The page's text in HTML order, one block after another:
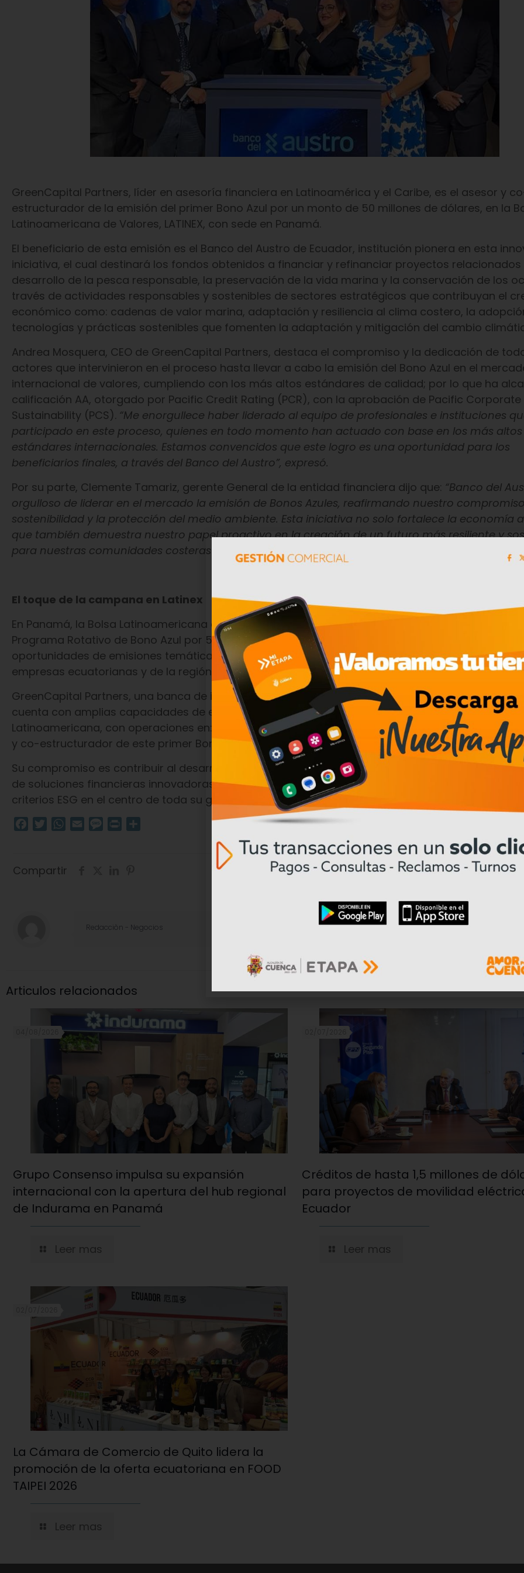
GreenCapital Partners, líder en asesoría financiera en Latinoamérica y el Caribe, es el asesor y
estructurador de la emisión del primer Bono Azul por un monto de 50 millones de dólares, en la
Latinoamericana de Valores, LATINEX, con sede en Panamá.
El beneficiario de esta emisión es el Banco del Austro de Ecuador, institución pionera en esta
iniciativa, el cual destinará los fondos obtenidos a financiar y refinanciar proyectos relacionados
desarrollo de la pesca responsable, la preservación de la vida marina y la conservación de los
través de actividades responsables y sostenibles de sectores estratégicos que contribuyan el
económico como: cadenas de valor marina, adaptación y resiliencia al clima costero, la
tecnologías y prácticas sostenibles que fomenten la adaptación y mitigación del cambio
Andrea Mosquera, CEO de GreenCapital Partners, destaca el compromiso y la dedicación de
actores que intervinieron en el proceso hasta llevar a cabo la emisión del Bono Azul en el
internacional de valores, cumpliendo con los más altos estándares de calidad; por lo que ha
calificación AA, otorgado por Pacific Credit Rating (PCR), con la aprobación de Pacific Corporate
Sustainability (PCS). “Me enorgullece haber liderado al equipo de profesionales e instituciones
participado en este proceso, quienes en todo momento han actuado con base en los más altos
estándares internacionales. Estamos convencidos que este logro es una oportunidad para los
beneficiarios finales, a través del Banco del Austro”, expresó.
Por su parte, Clemente Tamariz, gerente General de la entidad financiera dijo que: “Banco del
orgulloso de liderar en el mercado la emisión de Bonos Azules, reafirmando nuestro
sostenibilidad y la protección del medio ambiente. Esta iniciativa no solo fortalece la economía
que también demuestra nuestro papel proactivo en la creación de un futuro más resiliente y
para nuestras comunidades costeras y para toda la región”.
El toque de la campana en Latinex
En Panamá, la Bolsa Latinoamericana de Valores, LATINEX, tocó la campana por la emisión del
Programa Rotativo de Bono Azul por 50 millones de dólares. Este hito marca el inicio de nuevas
oportunidades de emisiones temáticas en el mercado de valores latinoamericano para
empresas ecuatorianas y de la región.
GreenCapital Partners, una banca de inversión con un enfoque de trabajo basado en la
cuenta con amplias capacidades de estructuración orientadas a promover el desarrollo de la
Latinoamericana, con operaciones en: Perú, Bolivia, Ecuador, El Salvador, Costa Rica y Panamá,
y co-estructurador de este primer Bono Azul.
Su compromiso es contribuir al desarrollo de un futuro más sostenible y resiliente, a través de la
de soluciones financieras innovadoras, con una visión a largo plazo, que coloca la sostenibilidad
criterios ESG en el centro de toda su gestión.
Facebook
TwitterWhatsApp
Email Message
Print
Compartir
Redacciòn - Negocios
Articulos relacionados
Grupo Consenso impulsa su expansión
internacional con la apertura del hub regional
de Indurama en Panamá
Leer mas
Créditos de hasta 1,5 millones de
para proyectos de movilidad
Ecuador
Leer mas
La Cámara de Comercio de Quito lidera la
promoción de la oferta ecuatoriana en FOOD
TAIPEI 2026
Leer mas